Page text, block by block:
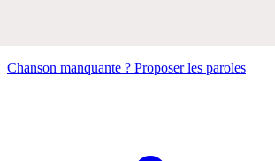
Chanson manquante ? Proposer les paroles